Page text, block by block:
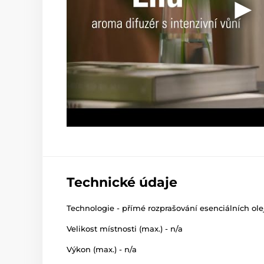
Technické údaje
Technologie - přímé rozprašování esenciálních
Velikost místnosti (max.) - n/a
Výkon (max.) - n/a